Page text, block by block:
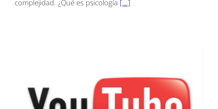
complejidad. ¿Qué es psicología [...]